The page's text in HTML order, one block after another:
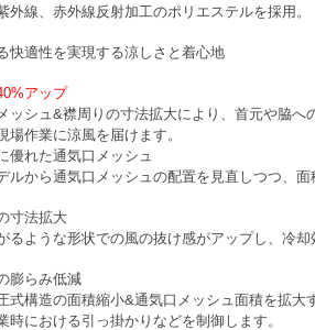
外線、赤外線反射加工のポリエステルを採用。
快適性を実現する涼しさと着心地
アップ
ッシュ&襟周りの寸法拡大により、首元や脇へ
場作業に涼風を届けます。
優れた通気口メッシュ
ルから通気口メッシュの配置を見直しつつ、
寸法拡大
るような形状での風の抜け感がアップし、冷却
膨らみ低減
式構造の面積縮小&通気口メッシュ面積を拡大
時における引っ掛かりなどを制御します。